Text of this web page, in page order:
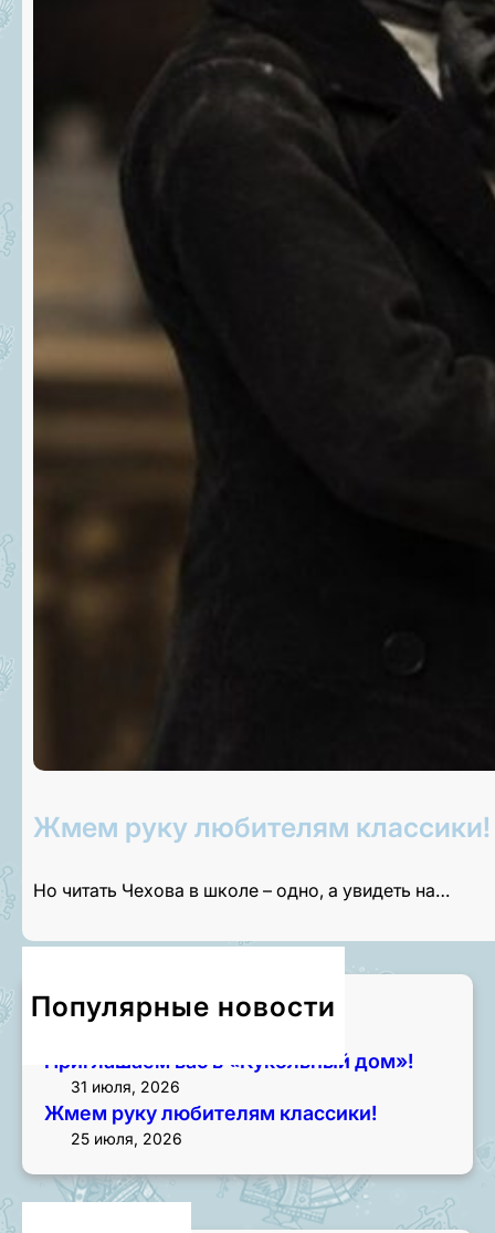
Жмем руку любителям классики!
Но читать Чехова в школе – одно, а увидеть на…
Популярные новости
Приглашаем на экскурсии!
Приглашаем вас в «Кукольный дом»!
31 июля, 2026
Жмем руку любителям классики!
25 июля, 2026